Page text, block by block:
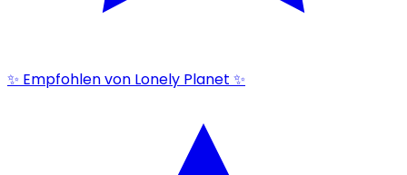
✨ Empfohlen von Lonely Planet ✨